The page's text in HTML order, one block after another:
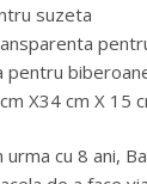
suzeta
pentru
X34 cm X 15
cu 8 ani,